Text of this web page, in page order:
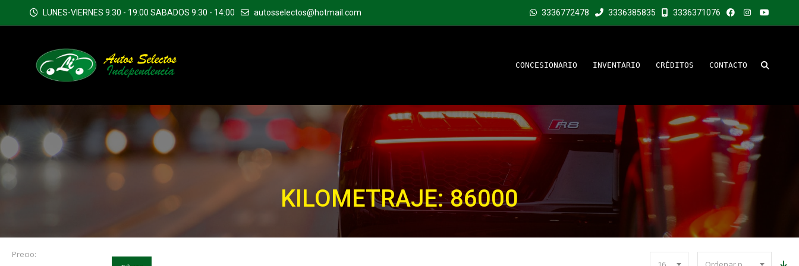
LUNES-VIERNES 9:30 - 19:00 SABADOS 9:30 - 14:00 autosselectos@hotmail.com 3336772478 3336385835 3336371076
CONCESIONARIO INVENTARIO CRÉDITOS CONTACTO
KILOMETRAJE: 86000
Precio: